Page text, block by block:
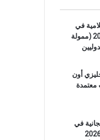
في
المدينة المنورة 2026 (ممولة
أون
معتمدة
مجانية في
الاصطناعي 2026